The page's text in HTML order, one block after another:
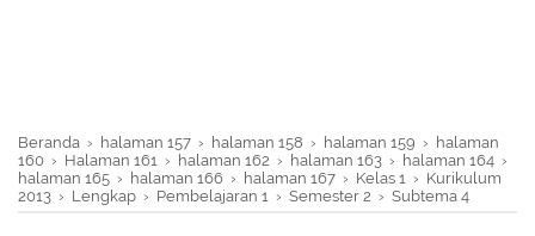
Beranda › halaman 157 › halaman 158 › halaman 159 › halaman
160 › Halaman 161 › halaman 162 › halaman 163 › halaman 164 ›
halaman 165 › halaman 166 › halaman 167 › Kelas 1 › Kurikulum
2013 › Lengkap › Pembelajaran 1 › Semester 2 › Subtema 4